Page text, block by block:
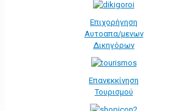
Επιχορήγηση
Αυτοαπα/μενων
Δικηγόρων
Επανεκκίνηση
Τουρισμού